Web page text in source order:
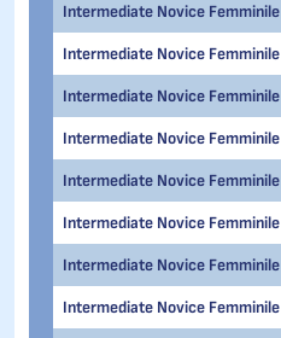
Intermediate Novice Femminile
Intermediate Novice Femminile
Intermediate Novice Femminile
Intermediate Novice Femminile
Intermediate Novice Femminile
Intermediate Novice Femminile
Intermediate Novice Femminile
Intermediate Novice Femminile